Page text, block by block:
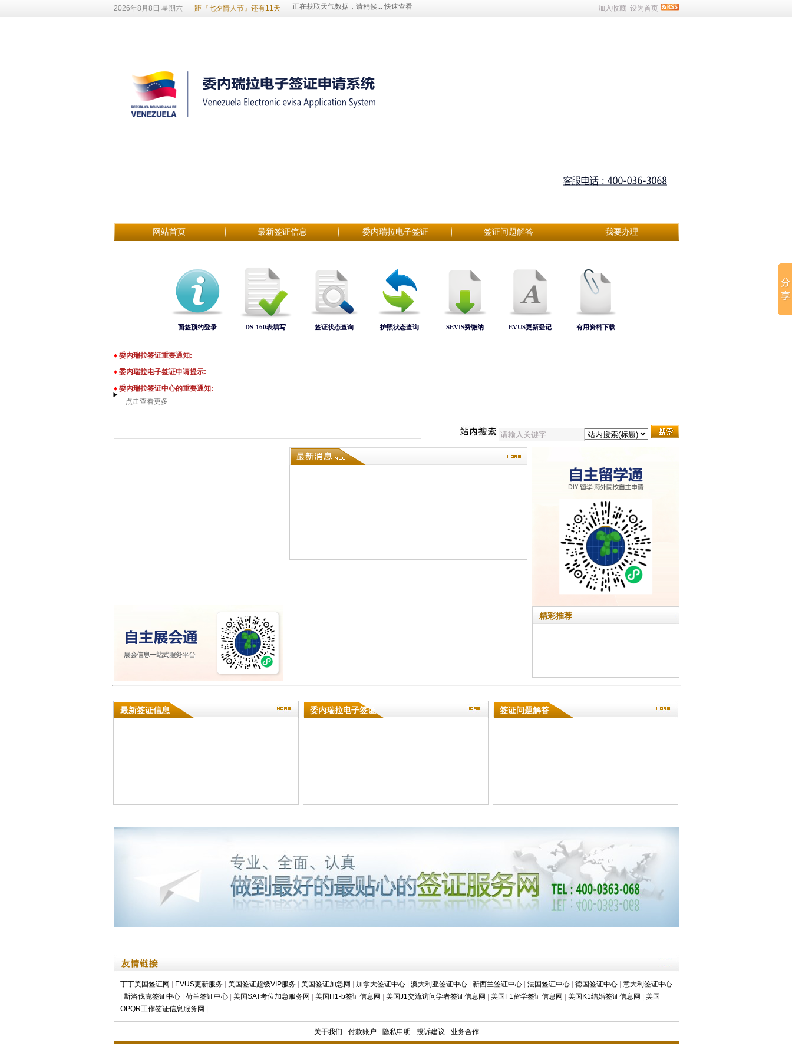
2026年8月8日 星期六 距『七夕情人节』还有11天 加入收藏 设为首页
网站首页 最新签证信息 委内瑞拉电子签证 签证问题解答 我要办理
面签预约登录 DS-160表填写 签证状态查询 护照状态查询 SEVIS费缴纳 EVUS更新登记 有用资料下载
♦ 委内瑞拉签证重要通知:
♦ 委内瑞拉电子签证申请提示:
♦ 委内瑞拉签证中心的重要通知:
点击查看更多
精彩推荐
最新签证信息 委内瑞拉电子签证 签证问题解答
丁丁美国签证网 EVUS更新服务 美国签证超级VIP服务 美国签证加急网 加拿大签证中心 澳大利亚签证中心 新西兰签证中心 法国签证中心 德国签证中心
意大利签证中心
斯洛伐克签证中心 荷兰签证中心 美国SAT考位加急服务网 美国H1-b签证信息网 美国J1交流访问学者签证信息网 美国F1留学签证信息网 美国K1结婚签证信息网
美国
OPQR工作签证信息服务网
关于我们 - 付款账户 - 隐私申明 - 投诉建议 - 业务合作